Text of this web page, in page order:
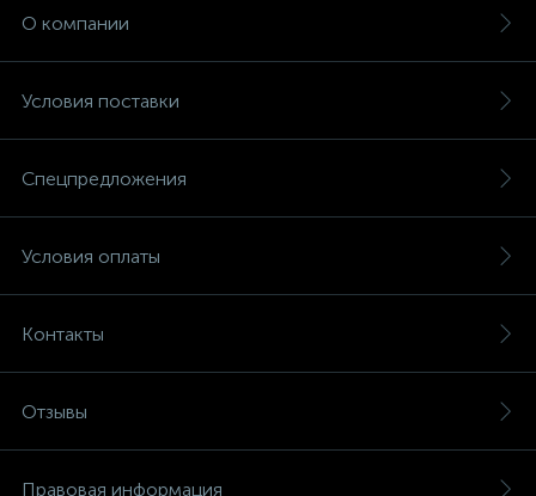
О компании
Условия поставки
Спецпредложения
Условия оплаты
Контакты
Отзывы
Правовая информация